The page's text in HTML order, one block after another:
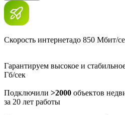
Скорость интернетадо 850 Мбит/
Гарантируем высокое и
Гб/сек
Подключили >2000 объектов
за 20 лет работы